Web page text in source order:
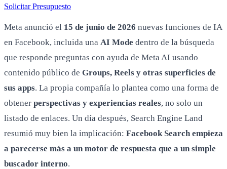
Solicitar Presupuesto
Meta anunció el 15 de junio de 2026 nuevas funciones de IA
en Facebook, incluida una AI Mode dentro de la búsqueda
que responde preguntas con ayuda de Meta AI usando
contenido público de Groups, Reels y otras superficies de
sus apps. La propia compañía lo plantea como una forma de
obtener perspectivas y experiencias reales, no solo un
listado de enlaces. Un día después, Search Engine Land
resumió muy bien la implicación: Facebook Search empieza
a parecerse más a un motor de respuesta que a un simple
buscador interno.